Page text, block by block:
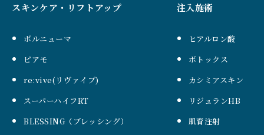
スキンケア・リフトアップ
ボルニューマ
ピアモ
re:vive(リヴァイブ)
スーパーハイフRT
BLESSING（ブレッシング）
注入施術
ヒアルロン酸
ボトックス
カシミアスキン
リジュランHB
肌育注射